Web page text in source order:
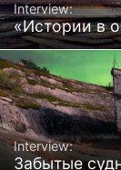
Interview:
«Истории в
Interview:
Забытые